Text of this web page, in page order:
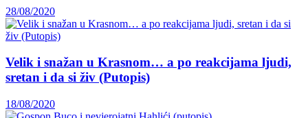
28/08/2020
Velik i snažan u Krasnom… a po reakcijama ljudi,
sretan i da si živ (Putopis)
18/08/2020